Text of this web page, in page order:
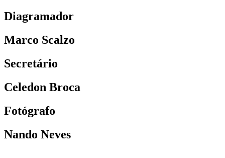
Diagramador
Marco Scalzo
Secretário
Celedon Broca
Fotógrafo
Nando Neves